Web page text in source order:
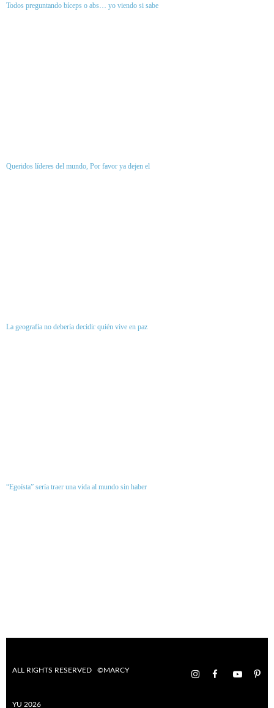
Todos preguntando bíceps o abs… yo viendo si sabe
Queridos líderes del mundo, Por favor ya dejen el
La geografía no debería decidir quién vive en paz
“Egoísta” sería traer una vida al mundo sin haber
ALL RIGHTS RESERVED ©MARCY
YU 2026